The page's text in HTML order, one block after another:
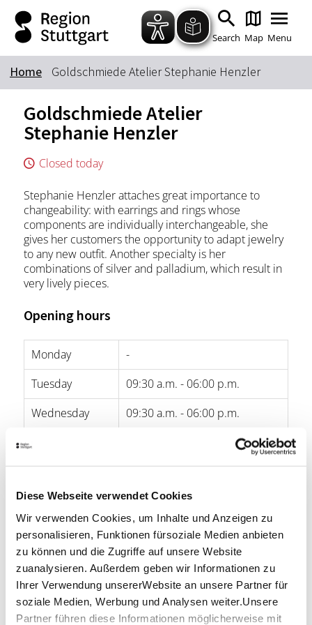
Diese Webseite verwendet Cookies
Wir verwenden Cookies, um Inhalte und Anzeigen zu
personalisieren, Funktionen fürsoziale Medien anbieten
zu können und die Zugriffe auf unsere Website
zuanalysieren. Außerdem geben wir Informationen zu
Ihrer Verwendung unsererWebsite an unsere Partner für
soziale Medien, Werbung und Analysen weiter.Unsere
Partner führen diese Informationen möglicherweise mit
Zum Hauptinhalt springen
Zur Suche springen
Zur Hauptnavigation
Zum Footer springen
Search Map Menu
Keyword
Home Goldschmiede Atelier Stephanie Henzler
Goldschmiede Atelier
Stephanie Henzler
Closed today
Stephanie Henzler attaches great importance to
changeability: with earrings and rings whose
components are individually interchangeable, she
gives her customers the opportunity to adapt jewelry
to any new outfit. Another specialty is her
combinations of silver and palladium, which result in
very lively pieces.
Opening hours
Monday
-
Tuesday
09:30 a.m. - 06:00 p.m.
Wednesday
09:30 a.m. - 06:00 p.m.
Thursday
09:30 a.m. - 06:00 p.m.
Friday
09:30 a.m. - 06:00 p.m.
Saturday
09:30 a.m. - 02:00 p.m.
Sunday
-
Location & Contact
Goldschmiede Atelier Stephanie Henzler
Alleenstraße 29
72622 Nürtingen